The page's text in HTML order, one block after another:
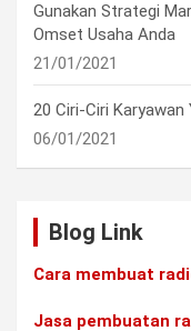
Gunakan Strategi
Omset Usaha Anda
21/01/2021
20 Ciri-Ciri Karyawan
06/01/2021
Blog Link
Cara membuat
Jasa pembuatan